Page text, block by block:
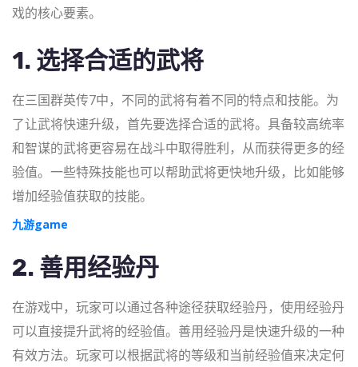
戏的核心要素。
1. 选择合适的武将
在三国群英传7中，不同的武将有着不同的特点和技能。为
了让武将快速升级，首先要选择合适的武将。具备较高统率
和智谋的武将更容易在战斗中取得胜利，从而获得更多的经
验值。一些特殊技能也可以帮助武将更快地升级，比如能够
增加经验值获取的技能。
九游game
2. 善用经验丹
在游戏中，玩家可以通过各种途径获取经验丹，使用经验丹
可以直接提升武将的经验值。善用经验丹是快速升级的一种
有效方法。玩家可以根据武将的等级和当前经验值来决定何